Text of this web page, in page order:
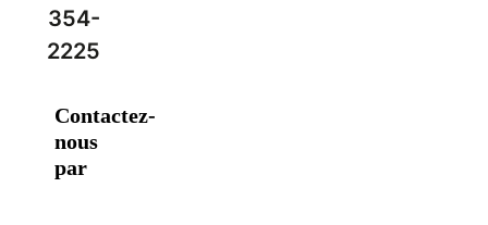
354-
2225
Contactez-
nous
par